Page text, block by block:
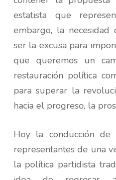
estatista que
embargo, la
ser la excusa para
que queremos un
restauración política
para superar la
hacia el progreso, la
Hoy la conducción
representantes de una
la política partidista